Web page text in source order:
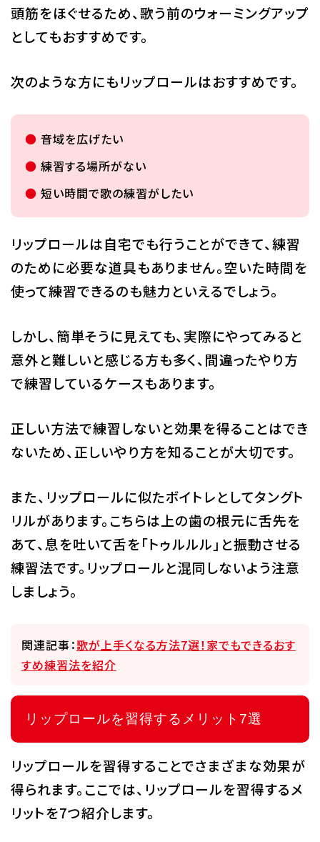
頭筋をほぐせるため、歌う前のウォーミングアップ
としてもおすすめです。
次のような方にもリップロールはおすすめです。
音域を広げたい
練習する場所がない
短い時間で歌の練習がしたい
リップロールは自宅でも行うことができて、練習
のために必要な道具もありません。空いた時間を
使って練習できるのも魅力といえるでしょう。
しかし、簡単そうに見えても、実際にやってみると
意外と難しいと感じる方も多く、間違ったやり方
で練習しているケースもあります。
正しい方法で練習しないと効果を得ることはでき
ないため、正しいやり方を知ることが大切です。
また、リップロールに似たボイトレとしてタングト
リルがあります。こちらは上の歯の根元に舌先を
あて、息を吐いて舌を「トゥルルル」と振動させる
練習法です。リップロールと混同しないよう注意
しましょう。
関連記事：歌が上手くなる方法7選！家でもできるおす
すめ練習法を紹介
リップロールを習得するメリット7選
リップロールを習得することでさまざまな効果が
得られます。ここでは、リップロールを習得するメ
リットを7つ紹介します。